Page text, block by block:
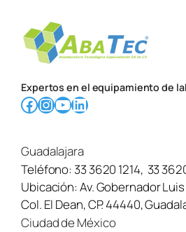
Expertos en el equipamiento de
Facebook InstagramYouTube LinkedIn
Guadalajara
Teléfono:33 3620 1214, 33
Ubicación:Av. Gobernador
Col. El Dean, CP. 44440,
Ciudad de México